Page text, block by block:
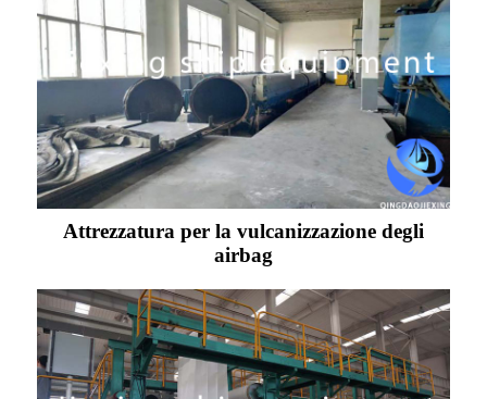
Attrezzatura per la vulcanizzazione degli
airbag